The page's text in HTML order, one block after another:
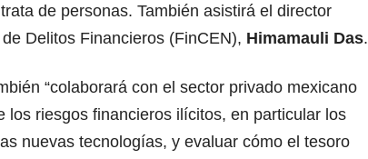
de personas. También asistirá el director
Delitos Financieros (FinCEN), Himamauli Das.
“colaborará con el sector privado mexicano
los riesgos financieros ilícitos, en particular los
nuevas tecnologías, y evaluar cómo el tesoro